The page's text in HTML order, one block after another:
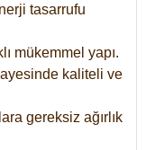
tasarrufu
mükemmel yapı.
kaliteli ve
gereksiz ağırlık